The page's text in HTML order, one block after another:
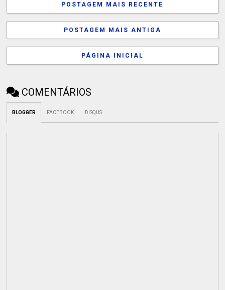
POSTAGEM MAIS RECENTE
POSTAGEM MAIS ANTIGA
PÁGINA INICIAL
COMENTÁRIOS
BLOGGER FACEBOOK DISQUS